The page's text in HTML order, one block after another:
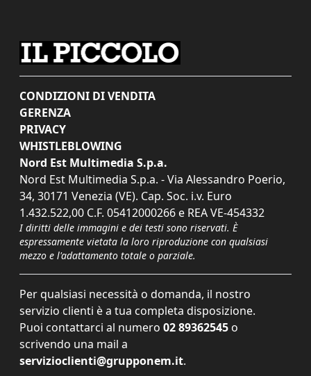
CONDIZIONI DI VENDITA
GERENZA
PRIVACY
WHISTLEBLOWING
Nord Est Multimedia S.p.a.
Nord Est Multimedia S.p.a. - Via Alessandro Poerio,
34, 30171 Venezia (VE). Cap. Soc. i.v. Euro
1.432.522,00 C.F. 05412000266 e REA VE-454332
I diritti delle immagini e dei testi sono riservati. È
espressamente vietata la loro riproduzione con qualsiasi
mezzo e l'adattamento totale o parziale.
Per qualsiasi necessità o domanda, il nostro
servizio clienti è a tua completa disposizione.
Puoi contattarci al numero 02 89362545 o
scrivendo una mail a
servizioclienti@grupponem.it.